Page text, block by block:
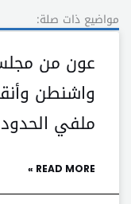
مواضيع ذات صلة:
عون من مجلس
واشنطن
ملفي
READ MORE »